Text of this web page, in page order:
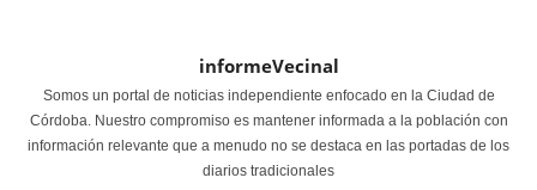
informeVecinal
Somos un portal de noticias independiente enfocado en la Ciudad de
Córdoba. Nuestro compromiso es mantener informada a la población con
información relevante que a menudo no se destaca en las portadas de los
diarios tradicionales